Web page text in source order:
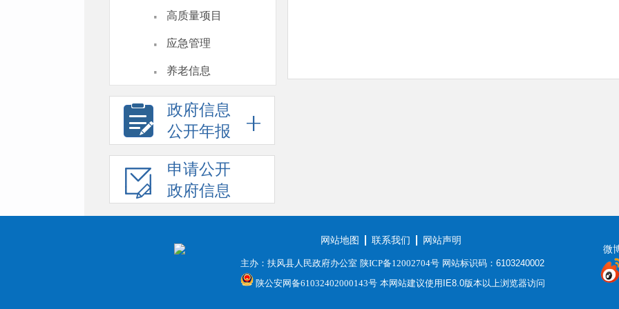
·
高质量项目
· 应急管理
· 养老信息
政府信息
公开年报
申请公开
政府信息
网站地图 联系我们 网站声明
主办：扶风县人民政府办公室 陕ICP备12002704号 网站标识码：6103240002
陕公安网备61032402000143号本网站建议使用IE8.0版本以上浏览器访问
微